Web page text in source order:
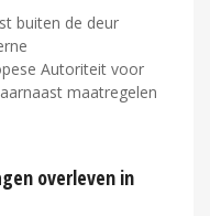
buiten de deur
Autoriteit voor
maatregelen
overleven in